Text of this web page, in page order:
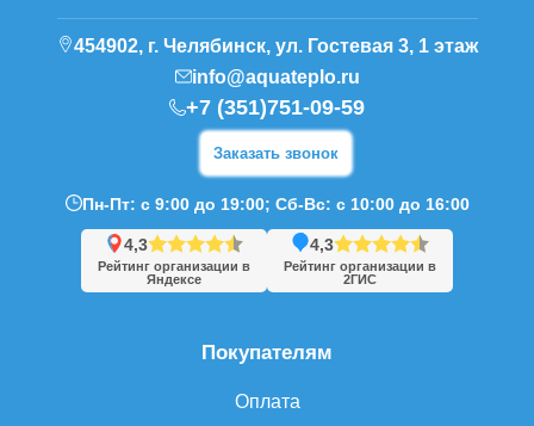
Покупателям
Оплата
454902, г. Челябинск, ул. Гостевая 3, 1 этаж
info@aquateplo.ru
+7 (351)751-09-59
Заказать звонок
Пн-Пт: с 9:00 до 19:00; Сб-Вс: с 10:00 до 16:00
4,3
Рейтинг организации в
Яндексе
4,3
Рейтинг организации в
2ГИС